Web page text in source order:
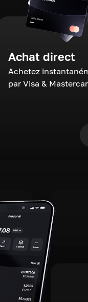
Achat direct
Achetez
par Visa &